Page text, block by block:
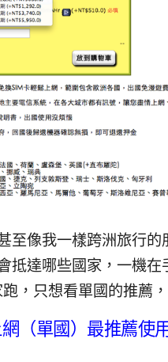
至像我一樣跨洲旅行
抵達哪些國家，一機在
，只想看單國的推薦
（單國）最推薦使